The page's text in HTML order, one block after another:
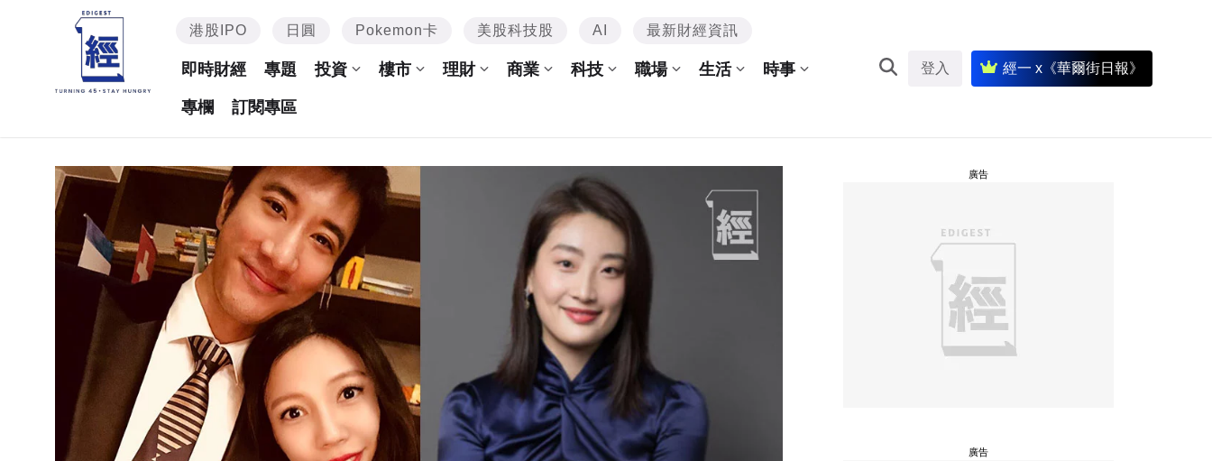
港股IPO 日圓 Pokemon卡 美股科技股 AI 最新財經資訊
即時財經 專題 投資 樓市 理財 商業 科技 職場 生活 時事
專欄 訂閱專區
登入 經一 x《華爾街日報》
廣告
廣告